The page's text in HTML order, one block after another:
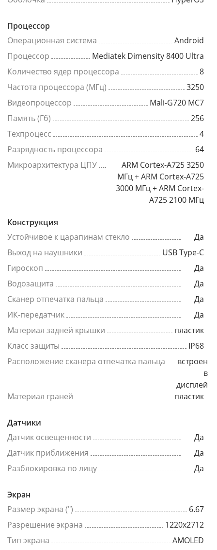
Процессор
Операционная система
Android
Процессор
Mediatek Dimensity 8400 Ultra
Количество ядер процессора
8
Частота процессора (МГц)
3250
Видеопроцессор
Mali-G720 MC7
Память (Гб)
256
Техпроцесс
4
Разрядность процессора
64
Микроархитектура ЦПУ
ARM Cortex-A725 3250
МГц + ARM Cortex-A725
3000 МГц + ARM Cortex-
A725 2100 МГц
Конструкция
Устойчивое к царапинам стекло
Да
Выход на наушники
USB Type-C
Гироскоп
Да
Водозащита
Да
Сканер отпечатка пальца
Да
ИК-передатчик
Да
Материал задней крышки
пластик
Класс защиты
IP68
Расположение сканера отпечатка пальца
встроен
в
дисплей
Материал граней
пластик
Датчики
Датчик освещенности
Да
Датчик приближения
Да
Разблокировка по лицу
Да
Экран
Размер экрана (")
6.67
Разрешение экрана
1220x2712
Тип экрана
AMOLED